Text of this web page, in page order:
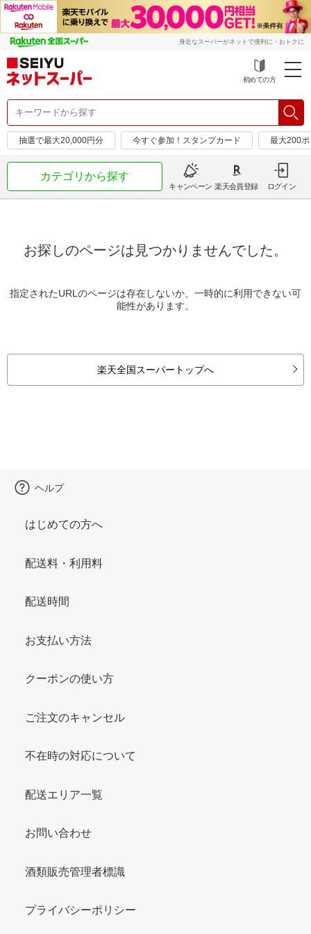
身近なスーパーがネットで便利に・おトクに
初めての方
抽選で最大20,000円分 今すぐ参加！スタンプカード 最大200
カテゴリから探す
キャンペーン 楽天会員登録 ログイン
お探しのページは見つかりませんでした。
指定されたURLのページは存在しないか、一時的に利用できない可
能性があります。
楽天全国スーパートップへ
ヘルプ
はじめての方へ
配送料・利用料
配送時間
お支払い方法
クーポンの使い方
ご注文のキャンセル
不在時の対応について
配送エリア一覧
お問い合わせ
酒類販売管理者標識
プライバシーポリシー